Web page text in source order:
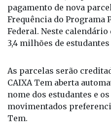
A CAIXA inicia, na
pagamento de nova
Frequência do Programa
Federal. Neste calendário
As parcelas serão
CAIXA Tem aberta
nome dos estudantes e
movimentados